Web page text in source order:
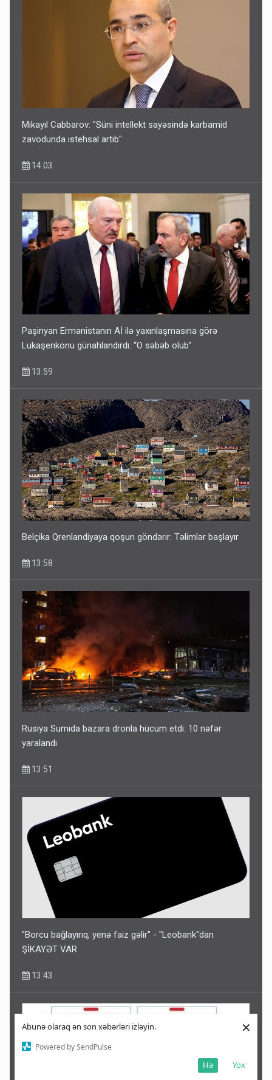
Abunə olaraq ən son xəbərləri izləyin.
Powered by SendPulse
Yox
Hə
×
Mikayıl Cabbarov: "Süni intellekt sayəsində karbamid
zavodunda istehsal artıb"
14:03
Paşinyan Ermənistanın Aİ ilə yaxınlaşmasına görə
Lukaşenkonu günahlandırdı: “O səbəb olub”
13:59
Belçika Qrenlandiyaya qoşun göndərir: Təlimlər başlayır
13:58
Rusiya Sumıda bazara dronla hücum etdi: 10 nəfər
yaralandı
13:51
"Borcu bağlayırıq, yenə faiz gəlir" - "Leobank"dan
ŞİKAYƏT VAR
13:43